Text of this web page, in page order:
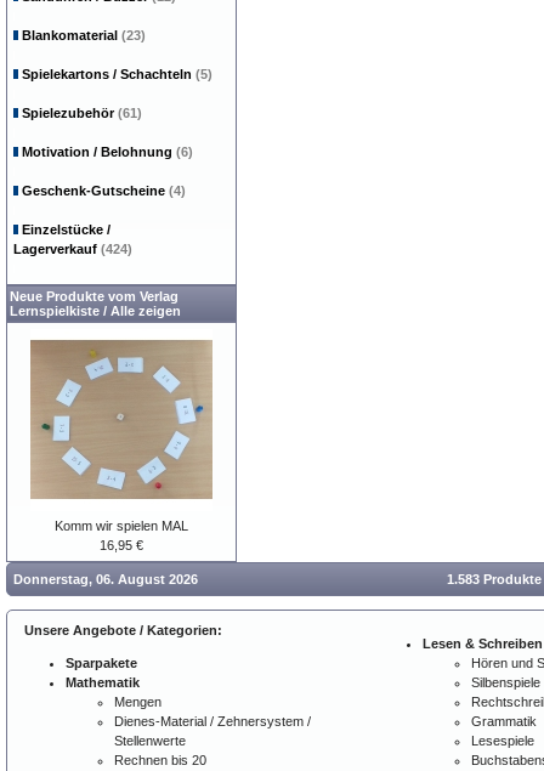
Blankomaterial (23)
Spielekartons / Schachteln (5)
Spielezubehör(61)
Motivation / Belohnung (6)
Geschenk-Gutscheine (4)
Einzelstücke /
Lagerverkauf (424)
Neue Produkte vom Verlag
Lernspielkiste / Alle zeigen
Komm wir spielen MAL
16,95 €
Donnerstag, 06. August 2026 1.583
Unsere Angebote / Kategorien:
Sparpakete
Mathematik
Mengen
Dienes-Material / Zehnersystem /
Stellenwerte
Rechnen bis 20
Lesen & Schreiben
Hören und
Silbenspiele
Grammatik
Lesespiele